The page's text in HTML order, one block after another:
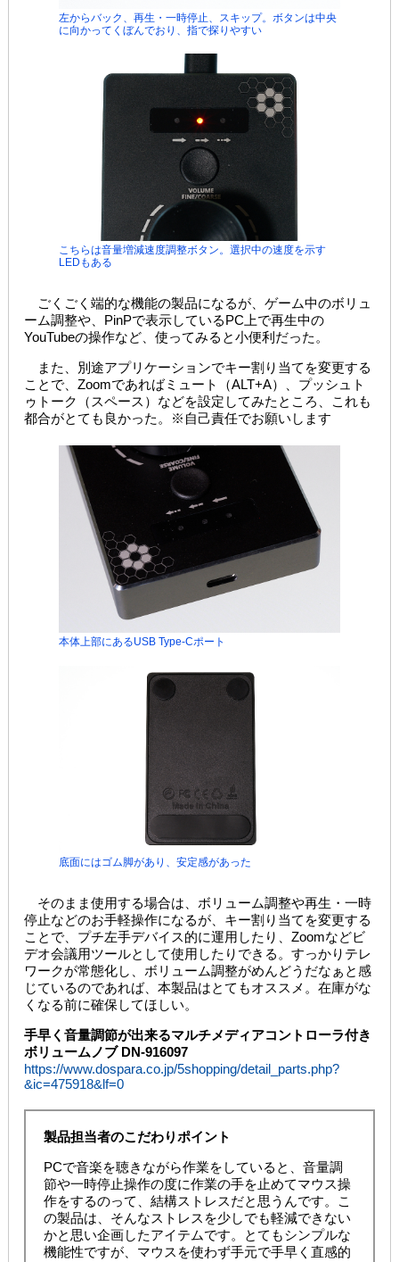
左からバック、再生・一時停止、スキップ。ボタンは中央
に向かってくぼんでおり、指で探りやすい
こちらは音量増減速度調整ボタン。選択中の速度を示す
LEDもある
ごくごく端的な機能の製品になるが、ゲーム中のボリュ
ーム調整や、PinPで表示しているPC上で再生中の
YouTubeの操作など、使ってみると小便利だった。
また、別途アプリケーションでキー割り当てを変更する
ことで、Zoomであればミュート（ALT+A）、プッシュト
ゥトーク（スペース）などを設定してみたところ、これも
都合がとても良かった。※自己責任でお願いします
本体上部にあるUSB Type-Cポート
底面にはゴム脚があり、安定感があった
そのまま使用する場合は、ボリューム調整や再生・一時
停止などのお手軽操作になるが、キー割り当てを変更する
ことで、プチ左手デバイス的に運用したり、Zoomなどビ
デオ会議用ツールとして使用したりできる。すっかりテレ
ワークが常態化し、ボリューム調整がめんどうだなぁと感
じているのであれば、本製品はとてもオススメ。在庫がな
くなる前に確保してほしい。
手早く音量調節が出来るマルチメディアコントローラ付き
ボリュームノブ DN-916097
https://www.dospara.co.jp/5shopping/detail_parts.php?
&ic=475918&lf=0
製品担当者のこだわりポイント
PCで音楽を聴きながら作業をしていると、音量調
節や一時停止操作の度に作業の手を止めてマウス操
作をするのって、結構ストレスだと思うんです。こ
の製品は、そんなストレスを少しでも軽減できない
かと思い企画したアイテムです。とてもシンプルな
機能性ですが、マウスを使わず手元で手早く直感的